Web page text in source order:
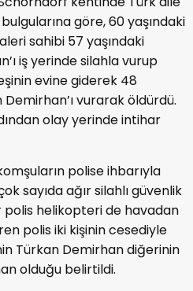
göre, 60 yaşındaki
sahibi 57 yaşındaki
iş yerinde silahla vurup
evine giderek 48
vurarak öldürdü.
olay yerinde intihar
polise ihbarıyla
sayıda ağır silahlı güvenlik
polis helikopteri de havadan
polis iki kişinin cesediyle
Türkan Demirhan diğerinin
olduğu belirtildi.